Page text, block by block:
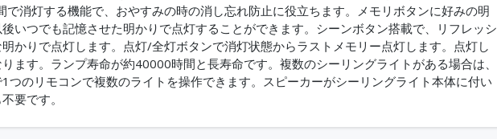
消灯する機能で、おやすみの時の消し忘れ防止に役立ちます。メモリボタンに好みの明
いつでも記憶させた明かりで点灯することができます。シーンボタン搭載で、リフレッシ
かりで点灯します。点灯/全灯ボタンで消灯状態からラストメモリー点灯します。点灯し
ます。ランプ寿命が約40000時間と長寿命です。複数のシーリングライトがある場合は、
つのリモコンで複数のライトを操作できます。スピーカーがシーリングライト本体に付い
要です。